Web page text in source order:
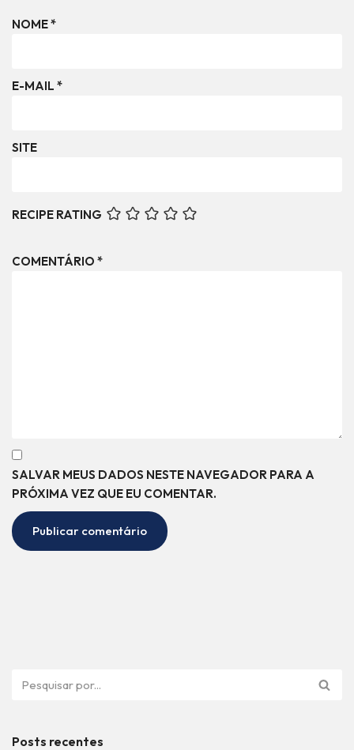
NOME*
E-MAIL *
SITE
RECIPE RATING
COMENTÁRIO *
SALVAR MEUS DADOS NESTE NAVEGADOR PARA A
PRÓXIMA VEZ QUE EU COMENTAR.
Posts recentes